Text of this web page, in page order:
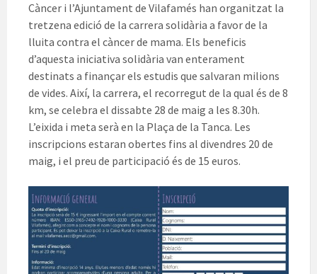
Càncer i l’Ajuntament de Vilafamés han organitzat la
tretzena edició de la carrera solidària a favor de la
lluita contra el càncer de mama. Els beneficis
d’aquesta iniciativa solidària van enterament
destinats a finançar els estudis que salvaran milions
de vides. Així, la carrera, el recorregut de la qual és de 8
km, se celebra el dissabte 28 de maig a les 8.30h.
L’eixida i meta serà en la Plaça de la Tanca. Les
inscripcions estaran obertes fins al divendres 20 de
maig, i el preu de participació és de 15 euros.